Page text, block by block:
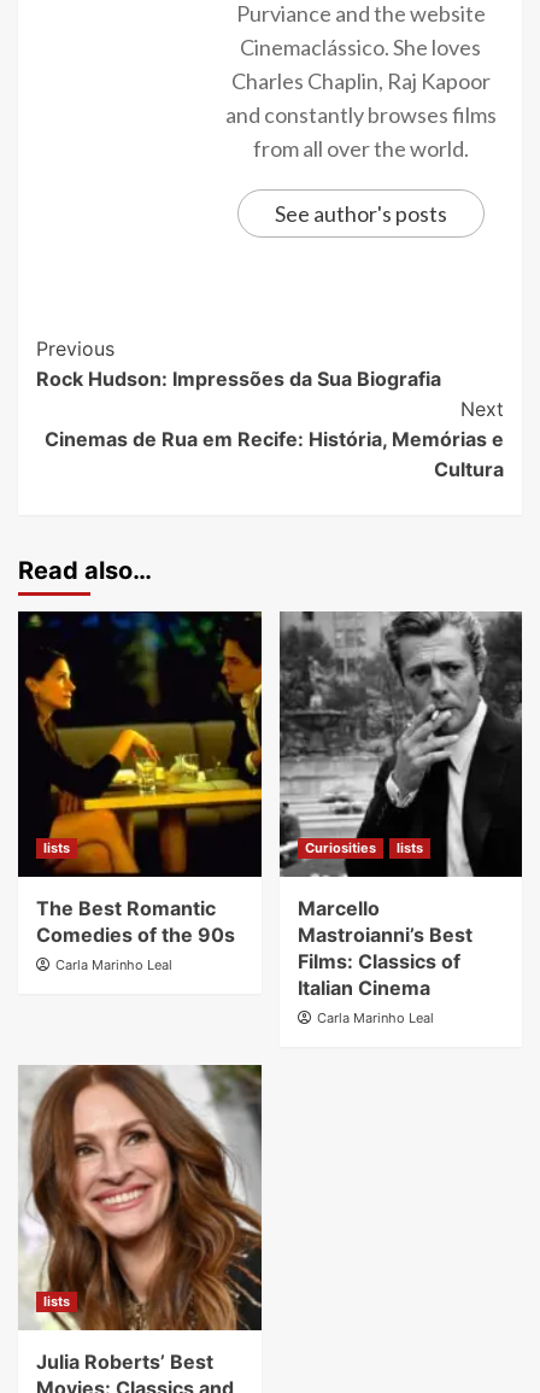
Purviance and the website
Cinemaclássico. She loves
Charles Chaplin, Raj Kapoor
and constantly browses films
from all over the world.
See author's posts
Previous
Rock Hudson: Impressões da Sua Biografia
Next
Cinemas de Rua em Recife: História, Memórias e
Cultura
Read also…
lists
The Best Romantic
Comedies of the 90s
Carla Marinho Leal
Curiosities lists
Marcello
Mastroianni’s Best
Films: Classics of
Italian Cinema
Carla Marinho Leal
lists
Julia Roberts’ Best